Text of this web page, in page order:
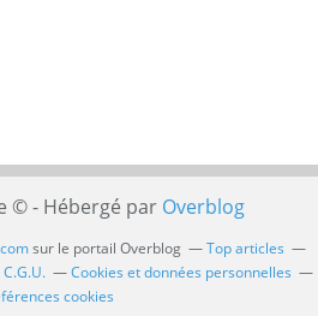
© - Hébergé par Overblog
sur le portail Overblog
Top articles
C.G.U.
Cookies et données personnelles
cookies